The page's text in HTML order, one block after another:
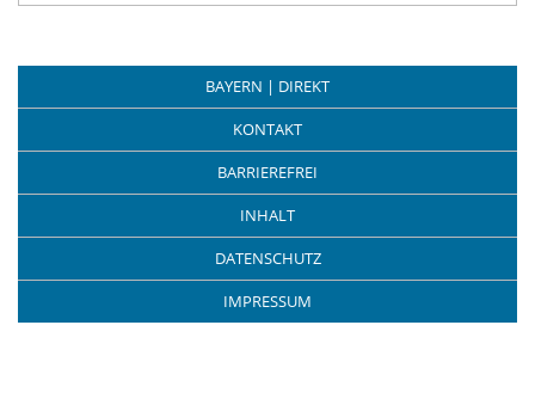
BAYERN | DIREKT
KONTAKT
BARRIEREFREI
INHALT
DATENSCHUTZ
IMPRESSUM